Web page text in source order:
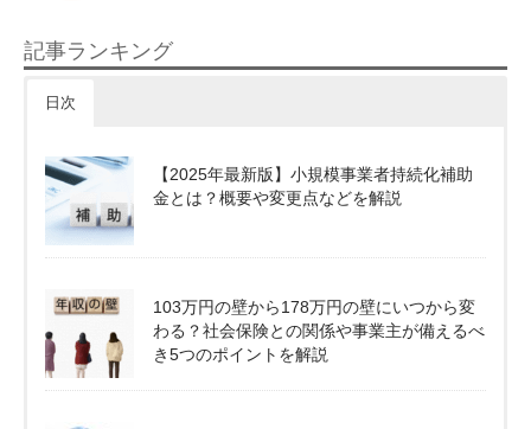
記事ランキング
日次
【2025年最新版】小規模事業者持続化補助
金とは？概要や変更点などを解説
103万円の壁から178万円の壁にいつから変
わる？社会保険との関係や事業主が備えるべ
き5つのポイントを解説